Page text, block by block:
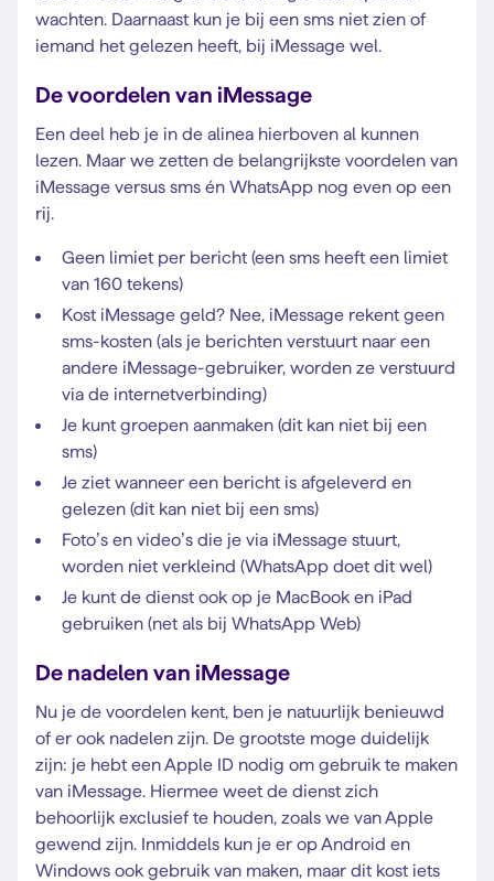
wachten. Daarnaast kun je bij een sms niet zien of
iemand het gelezen heeft, bij iMessage wel.
De voordelen van iMessage
Een deel heb je in de alinea hierboven al kunnen
lezen. Maar we zetten de belangrijkste voordelen van
iMessage versus sms én WhatsApp nog even op een
rij.
Geen limiet per bericht (een sms heeft een limiet
van 160 tekens)
Kost iMessage geld? Nee, iMessage rekent geen
sms-kosten (als je berichten verstuurt naar een
andere iMessage-gebruiker, worden ze verstuurd
via de internetverbinding)
Je kunt groepen aanmaken (dit kan niet bij een
sms)
Je ziet wanneer een bericht is afgeleverd en
gelezen (dit kan niet bij een sms)
Foto’s en video’s die je via iMessage stuurt,
worden niet verkleind (WhatsApp doet dit wel)
Je kunt de dienst ook op je MacBook en iPad
gebruiken (net als bij WhatsApp Web)
De nadelen van iMessage
Nu je de voordelen kent, ben je natuurlijk benieuwd
of er ook nadelen zijn. De grootste moge duidelijk
zijn: je hebt een Apple ID nodig om gebruik te maken
van iMessage. Hiermee weet de dienst zich
behoorlijk exclusief te houden, zoals we van Apple
gewend zijn. Inmiddels kun je er op Android en
Windows ook gebruik van maken, maar dit kost iets